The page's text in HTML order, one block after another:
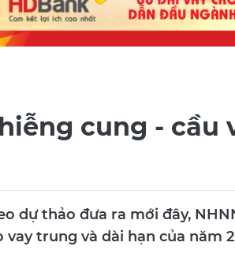
cung - cầu
dự thảo đưa ra mới đây,
vay trung và dài hạn của năm